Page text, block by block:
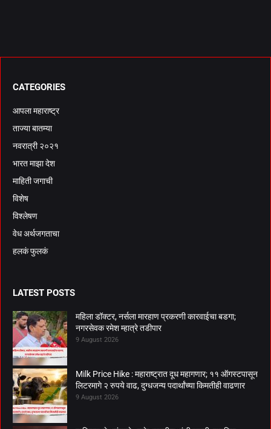
CATEGORIES
आपला महाराष्ट्र
ताज्या बातम्या
नवरात्री २०२१
भारत माझा देश
माहिती जगाची
विशेष
विश्लेषण
वेध अर्थजगताचा
हलकं फुलकं
LATEST POSTS
महिला डॉक्टर, नर्सला मारहाण प्रकरणी कारवाईचा बडगा;
नगरसेवक रमेश म्हात्रे तडीपार
9 August 2026
Milk Price Hike : महाराष्ट्रात दूध महागणार; ११ ऑगस्टपासून
लिटरमागे २ रुपये वाढ, दुग्धजन्य पदार्थांच्या किमतीही वाढणार
9 August 2026